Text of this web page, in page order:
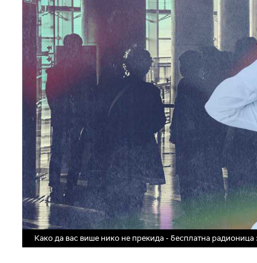
Како да вас више нико не прекида - бесплатна